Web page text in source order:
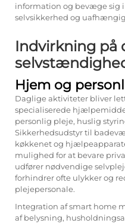
information og bevæge sig
selvsikkerhed og
Indvirkning på
Hjem og
Daglige aktiviteter bliver
specialiserede
personlig pleje, huslig
Sikkerhedsudstyr til
køkkenet og
mulighed for at bevare
udfører nødvendige
forhindrer ofte ulykker og
plejepersonale.
Integration af smart home
af belysning,